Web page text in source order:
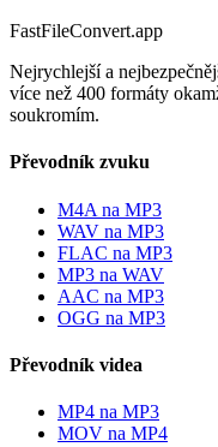
FastFileConvert.app
Nejrychlejší a
více než 400 formáty
soukromím.
Převodník zvuku
M4A na MP3
WAV na MP3
FLAC na MP3
MP3 na WAV
AAC na MP3
OGG na MP3
Převodník videa
MP4 na MP3
MOV na MP4